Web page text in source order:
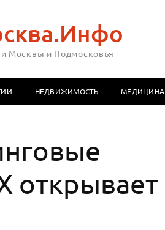
Москвы и Подмосковья
НЕДВИЖИМОСТЬ МЕДИЦИНА
открывает